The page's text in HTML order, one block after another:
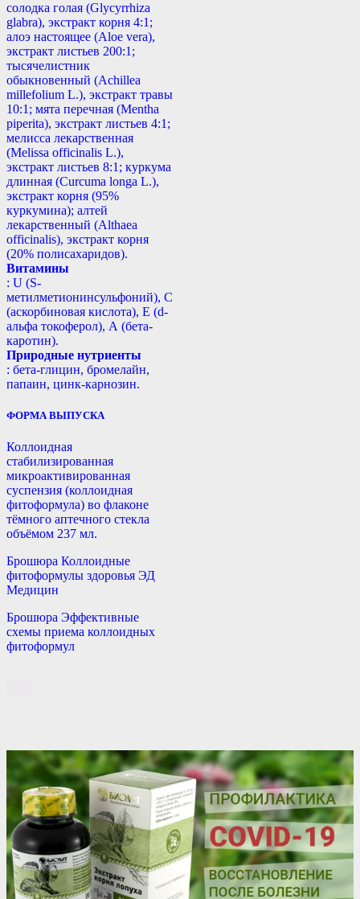
солодка голая (Glycyrrhiza
glabra), экстракт корня 4:1;
алоэ настоящее (Aloe vera),
экстракт листьев 200:1;
тысячелистник
обыкновенный (Achillea
millefolium L.), экстракт травы
10:1; мята перечная (Mentha
piperita), экстракт листьев 4:1;
мелисса лекарственная
(Melissa officinalis L.),
экстракт листьев 8:1; куркума
длинная (Curcuma longa L.),
экстракт корня (95%
куркумина); алтей
лекарственный (Althaea
officinalis), экстракт корня
(20% полисахаридов).
Витамины
: U (S-
метилметионинсульфоний), С
(аскорбиновая кислота), Е (d-
альфа токоферол), А (бета-
каротин).
Природные нутриенты
: бета-глицин, бромелайн,
папаин, цинк-карнозин.
ФОРМА ВЫПУСКА
Коллоидная
стабилизированная
микроактивированная
суспензия (коллоидная
фитоформула) во флаконе
тёмного аптечного стекла
объёмом 237 мл.
Брошюра Коллоидные
фитоформулы здоровья ЭД
Медицин
Брошюра Эффективные
схемы приема коллоидных
фитоформул